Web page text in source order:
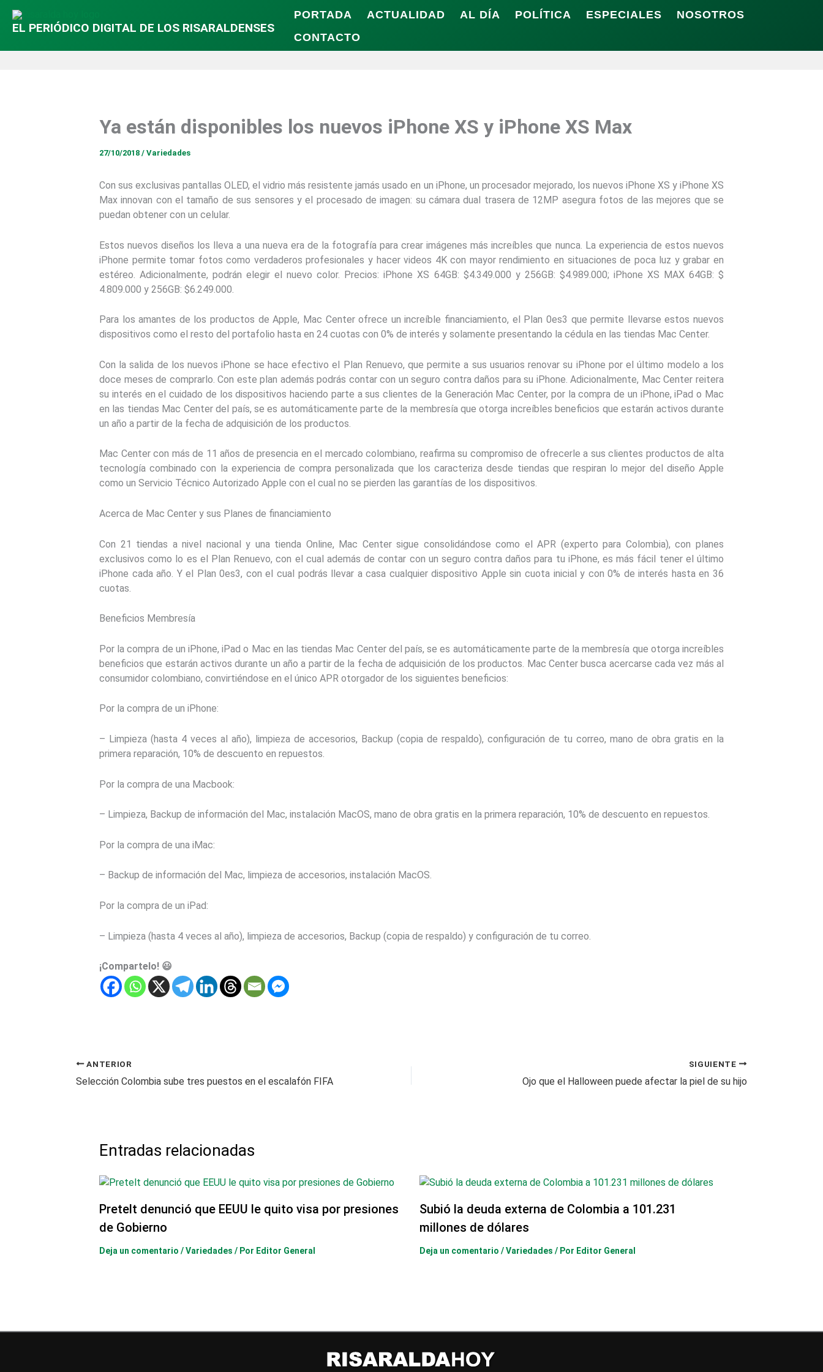
EL PERIÓDICO DIGITAL DE LOS RISARALDENSES
PORTADA ACTUALIDAD AL DÍA POLÍTICA ESPECIALES
NOSOTROS
CONTACTO
Ya están disponibles los nuevos iPhone XS y iPhone XS Max
27/10/2018 / Variedades
Con sus exclusivas pantallas OLED, el vidrio más resistente jamás usado en un iPhone, un procesador mejorado, los nuevos iPhone XS y iPhone XS
Max innovan con el tamaño de sus sensores y el procesado de imagen: su cámara dual trasera de 12MP asegura fotos de las mejores que se
puedan obtener con un celular.
Estos nuevos diseños los lleva a una nueva era de la fotografía para crear imágenes más increíbles que nunca. La experiencia de estos nuevos
iPhone permite tomar fotos como verdaderos profesionales y hacer videos 4K con mayor rendimiento en situaciones de poca luz y grabar en
estéreo. Adicionalmente, podrán elegir el nuevo color. Precios: iPhone XS 64GB: $4.349.000 y 256GB: $4.989.000; iPhone XS MAX 64GB: $
4.809.000 y 256GB: $6.249.000.
Para los amantes de los productos de Apple, Mac Center ofrece un increíble financiamiento, el Plan 0es3 que permite llevarse estos nuevos
dispositivos como el resto del portafolio hasta en 24 cuotas con 0% de interés y solamente presentando la cédula en las tiendas Mac Center.
Con la salida de los nuevos iPhone se hace efectivo el Plan Renuevo, que permite a sus usuarios renovar su iPhone por el último modelo a los
doce meses de comprarlo. Con este plan además podrás contar con un seguro contra daños para su iPhone. Adicionalmente, Mac Center reitera
su interés en el cuidado de los dispositivos haciendo parte a sus clientes de la Generación Mac Center, por la compra de un iPhone, iPad o Mac
en las tiendas Mac Center del país, se es automáticamente parte de la membresía que otorga increíbles beneficios que estarán activos durante
un año a partir de la fecha de adquisición de los productos.
Mac Center con más de 11 años de presencia en el mercado colombiano, reafirma su compromiso de ofrecerle a sus clientes productos de alta
tecnología combinado con la experiencia de compra personalizada que los caracteriza desde tiendas que respiran lo mejor del diseño Apple
como un Servicio Técnico Autorizado Apple con el cual no se pierden las garantías de los dispositivos.
Acerca de Mac Center y sus Planes de financiamiento
Con 21 tiendas a nivel nacional y una tienda Online, Mac Center sigue consolidándose como el APR (experto para Colombia), con planes
exclusivos como lo es el Plan Renuevo, con el cual además de contar con un seguro contra daños para tu iPhone, es más fácil tener el último
iPhone cada año. Y el Plan 0es3, con el cual podrás llevar a casa cualquier dispositivo Apple sin cuota inicial y con 0% de interés hasta en 36
cuotas.
Beneficios Membresía
Por la compra de un iPhone, iPad o Mac en las tiendas Mac Center del país, se es automáticamente parte de la membresía que otorga increíbles
beneficios que estarán activos durante un año a partir de la fecha de adquisición de los productos. Mac Center busca acercarse cada vez más al
consumidor colombiano, convirtiéndose en el único APR otorgador de los siguientes beneficios:
Por la compra de un iPhone:
– Limpieza (hasta 4 veces al año), limpieza de accesorios, Backup (copia de respaldo), configuración de tu correo, mano de obra gratis en la
primera reparación, 10% de descuento en repuestos.
Por la compra de una Macbook:
– Limpieza, Backup de información del Mac, instalación MacOS, mano de obra gratis en la primera reparación, 10% de descuento en repuestos.
Por la compra de una iMac:
– Backup de información del Mac, limpieza de accesorios, instalación MacOS.
Por la compra de un iPad:
– Limpieza (hasta 4 veces al año), limpieza de accesorios, Backup (copia de respaldo) y configuración de tu correo.
¡Compartelo! 😃
ANTERIOR
Selección Colombia sube tres puestos en el escalafón FIFA
SIGUIENTE
Ojo que el Halloween puede afectar la piel de su hijo
Entradas relacionadas
Pretelt denunció que EEUU le quito visa por presiones
de Gobierno
Deja un comentario /Variedades / Por Editor General
Subió la deuda externa de Colombia a 101.231
millones de dólares
Deja un comentario /Variedades / Por Editor General